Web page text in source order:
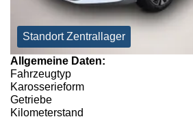
Standort Zentrallager
Allgemeine Daten:
Fahrzeugtyp
Karosserieform
Getriebe
Kilometerstand